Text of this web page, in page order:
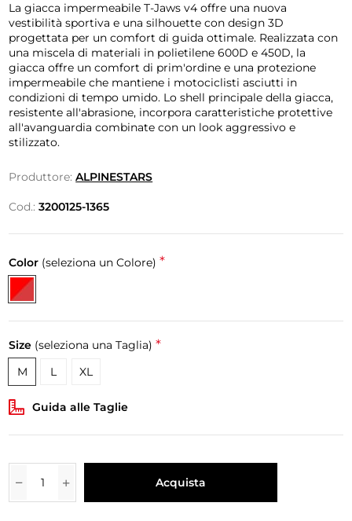
La giacca impermeabile T-Jaws v4 offre una nuova
vestibilità sportiva e una silhouette con design 3D
progettata per un comfort di guida ottimale. Realizzata con
una miscela di materiali in polietilene 600D e 450D, la
giacca offre un comfort di prim'ordine e una protezione
impermeabile che mantiene i motociclisti asciutti in
condizioni di tempo umido. Lo shell principale della giacca,
resistente all'abrasione, incorpora caratteristiche protettive
all'avanguardia combinate con un look aggressivo e
stilizzato.
Produttore: ALPINESTARS
Cod.: 3200125-1365
Color (seleziona un Colore) *
Size (seleziona una Taglia) *
M L XL
Guida alle Taglie
Acquista